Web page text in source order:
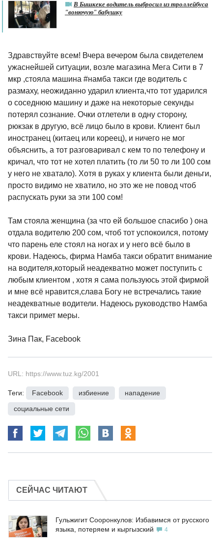
В Бишкеке водитель выбросил из троллейбуса
"вонючую" бабушку
Здравствуйте всем! Вчера вечером была свидетелем
ужаснейшей ситуации, возле магазина Мега Сити в 7
мкр ,стояла машина #намба такси где водитель с
размаху, неожиданно ударил клиента,что тот ударился
о соседнюю машину и даже на некоторые секунды
потерял сознание. Очки отлетели в одну сторону,
рюкзак в другую, всё лицо было в крови. Клиент был
иностранец (китаец или кореец), и ничего не мог
объяснить, а тот разговаривал с кем то по телефону и
кричал, что тот не хотел платить (то ли 50 то ли 100 сом
у него не хватало). Хотя в руках у клиента были деньги,
просто видимо не хватило, но это же не повод чтоб
распускать руки за эти 100 сом!
Там стояла женщина (за что ей большое спасибо ) она
отдала водителю 200 сом, чтоб тот успокоился, потому
что парень еле стоял на ногах и у него всё было в
крови. Надеюсь, фирма Намба такси обратит внимание
на водителя,который неадекватно может поступить с
любым клиентом , хотя я сама пользуюсь этой фирмой
и мне всё нравится,слава Богу не встречались такие
неадекватные водители. Надеюсь руководство Намба
такси примет меры.
Зина Пак, Facebook
URL: https://www.tuz.kg/2001
Теги: Facebook избиение нападение
социальные сети
СЕЙЧАС ЧИТАЮТ
Гульжигит Сооронкулов: Избавимся от русского
языка, потеряем и кыргызский
4